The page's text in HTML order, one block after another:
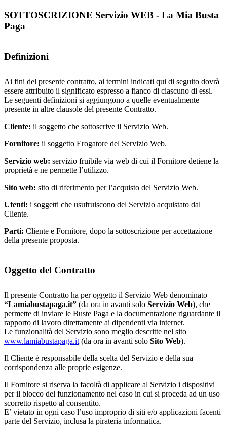
SOTTOSCRIZIONE Servizio WEB - La Mia Busta
Paga
Definizioni
Ai fini del presente contratto, ai termini indicati qui di seguito dovrà
essere attribuito il significato espresso a fianco di ciascuno di essi.
Le seguenti definizioni si aggiungono a quelle eventualmente
presente in altre clausole del presente Contratto.
Cliente: il soggetto che sottoscrive il Servizio Web.
Fornitore: il soggetto Erogatore del Servizio Web.
Servizio web: servizio fruibile via web di cui il Fornitore detiene la
proprietà e ne permette l’utilizzo.
Sito web: sito di riferimento per l’acquisto del Servizio Web.
Utenti: i soggetti che usufruiscono del Servizio acquistato dal
Cliente.
Parti: Cliente e Fornitore, dopo la sottoscrizione per accettazione
della presente proposta.
Oggetto del Contratto
Il presente Contratto ha per oggetto il Servizio Web denominato
“Lamiabustapaga.it” (da ora in avanti solo Servizio Web), che
permette di inviare le Buste Paga e la documentazione riguardante il
rapporto di lavoro direttamente ai dipendenti via internet.
Le funzionalità del Servizio sono meglio descritte nel sito
www.lamiabustapaga.it (da ora in avanti solo Sito Web).
Il Cliente è responsabile della scelta del Servizio e della sua
corrispondenza alle proprie esigenze.
Il Fornitore si riserva la facoltà di applicare al Servizio i dispositivi
per il blocco del funzionamento nel caso in cui si proceda ad un uso
scorretto rispetto al consentito.
E’ vietato in ogni caso l’uso improprio di siti e/o applicazioni facenti
parte del Servizio, inclusa la pirateria informatica.